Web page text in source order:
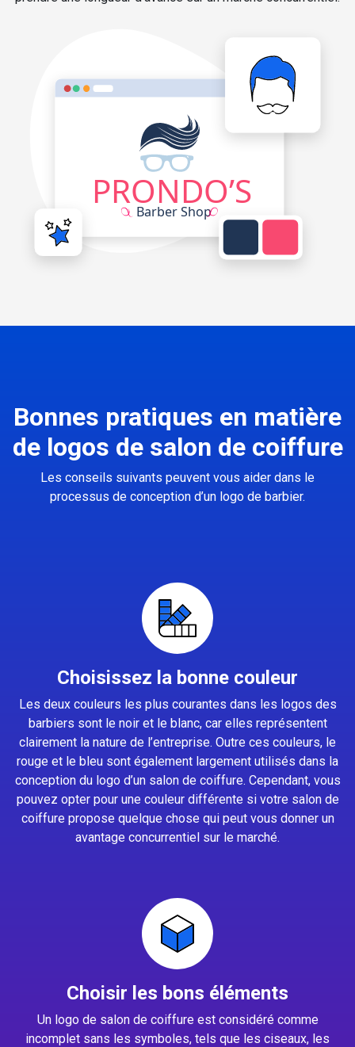
Bonnes pratiques en matière
de logos de salon de coiffure
Les conseils suivants peuvent vous aider dans le
processus de conception d’un logo de barbier.
Choisissez la bonne couleur
Les deux couleurs les plus courantes dans les logos des
barbiers sont le noir et le blanc, car elles représentent
clairement la nature de l’entreprise. Outre ces couleurs, le
rouge et le bleu sont également largement utilisés dans la
conception du logo d’un salon de coiffure. Cependant, vous
pouvez opter pour une couleur différente si votre salon de
coiffure propose quelque chose qui peut vous donner un
avantage concurrentiel sur le marché.
Choisir les bons éléments
Un logo de salon de coiffure est considéré comme
incomplet sans les symboles, tels que les ciseaux, les